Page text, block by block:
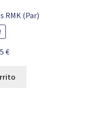
RMK (Par)
€El
actual